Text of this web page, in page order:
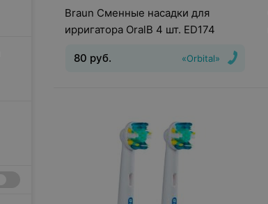
Braun Сменные насадки для
ирригатора OralB 4 шт. ED174
«Orbital»
80 руб.